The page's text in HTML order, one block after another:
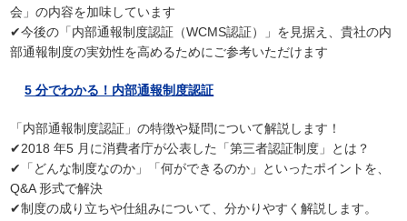
会」の内容を加味しています
✔今後の「内部通報制度認証（WCMS認証）」を見据え、貴社の内
部通報制度の実効性を高めるためにご参考いただけます
5 分でわかる！内部通報制度認証
「内部通報制度認証」の特徴や疑問について解説します！
✔2018 年5 月に消費者庁が公表した「第三者認証制度」とは？
✔「どんな制度なのか」「何ができるのか」といったポイントを、
Q&A 形式で解決
✔制度の成り立ちや仕組みについて、分かりやすく解説します。